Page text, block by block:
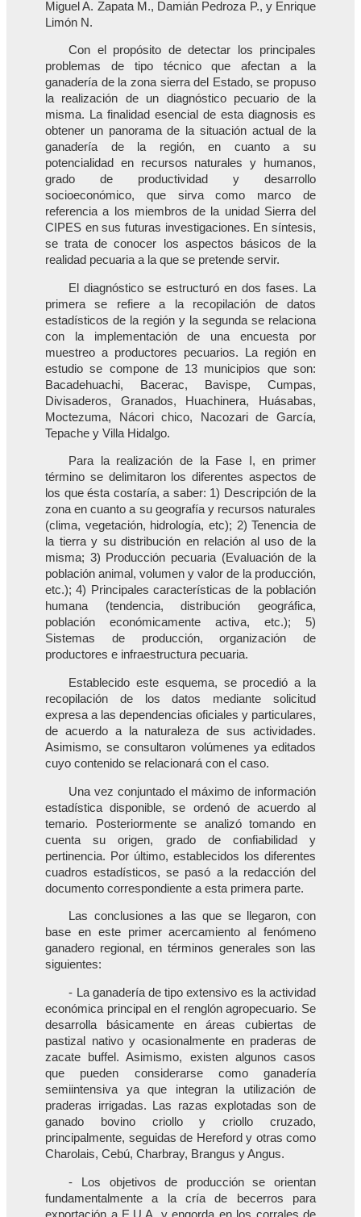
Miguel A. Zapata M., Damián Pedroza P., y Enrique
Limón N.
Con el propósito de detectar los principales
problemas de tipo técnico que afectan a la
ganadería de la zona sierra del Estado, se propuso
la realización de un diagnóstico pecuario de la
misma. La finalidad esencial de esta diagnosis es
obtener un panorama de la situación actual de la
ganadería de la región, en cuanto a su
potencialidad en recursos naturales y humanos,
grado de productividad y desarrollo
socioeconómico, que sirva como marco de
referencia a los miembros de la unidad Sierra del
CIPES en sus futuras investigaciones. En síntesis,
se trata de conocer los aspectos básicos de la
realidad pecuaria a la que se pretende servir.
El diagnóstico se estructuró en dos fases. La
primera se refiere a la recopilación de datos
estadísticos de la región y la segunda se relaciona
con la implementación de una encuesta por
muestreo a productores pecuarios. La región en
estudio se compone de 13 municipios que son:
Bacadehuachi, Bacerac, Bavispe, Cumpas,
Divisaderos, Granados, Huachinera, Huásabas,
Moctezuma, Nácori chico, Nacozari de García,
Tepache y Villa Hidalgo.
Para la realización de la Fase I, en primer
término se delimitaron los diferentes aspectos de
los que ésta costaría, a saber: 1) Descripción de la
zona en cuanto a su geografía y recursos naturales
(clima, vegetación, hidrología, etc); 2) Tenencia de
la tierra y su distribución en relación al uso de la
misma; 3) Producción pecuaria (Evaluación de la
población animal, volumen y valor de la producción,
etc.); 4) Principales características de la población
humana (tendencia, distribución geográfica,
población económicamente activa, etc.); 5)
Sistemas de producción, organización de
productores e infraestructura pecuaria.
Establecido este esquema, se procedió a la
recopilación de los datos mediante solicitud
expresa a las dependencias oficiales y particulares,
de acuerdo a la naturaleza de sus actividades.
Asimismo, se consultaron volúmenes ya editados
cuyo contenido se relacionará con el caso.
Una vez conjuntado el máximo de información
estadística disponible, se ordenó de acuerdo al
temario. Posteriormente se analizó tomando en
cuenta su origen, grado de confiabilidad y
pertinencia. Por último, establecidos los diferentes
cuadros estadísticos, se pasó a la redacción del
documento correspondiente a esta primera parte.
Las conclusiones a las que se llegaron, con
base en este primer acercamiento al fenómeno
ganadero regional, en términos generales son las
siguientes:
- La ganadería de tipo extensivo es la actividad
económica principal en el renglón agropecuario. Se
desarrolla básicamente en áreas cubiertas de
pastizal nativo y ocasionalmente en praderas de
zacate buffel. Asimismo, existen algunos casos
que pueden considerarse como ganadería
semiintensiva ya que integran la utilización de
praderas irrigadas. Las razas explotadas son de
ganado bovino criollo y criollo cruzado,
principalmente, seguidas de Hereford y otras como
Charolais, Cebú, Charbray, Brangus y Angus.
- Los objetivos de producción se orientan
fundamentalmente a la cría de becerros para
exportación a E.U.A. y engorda en los corrales de